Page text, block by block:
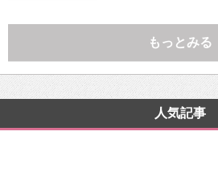
もっとみる
人気記事